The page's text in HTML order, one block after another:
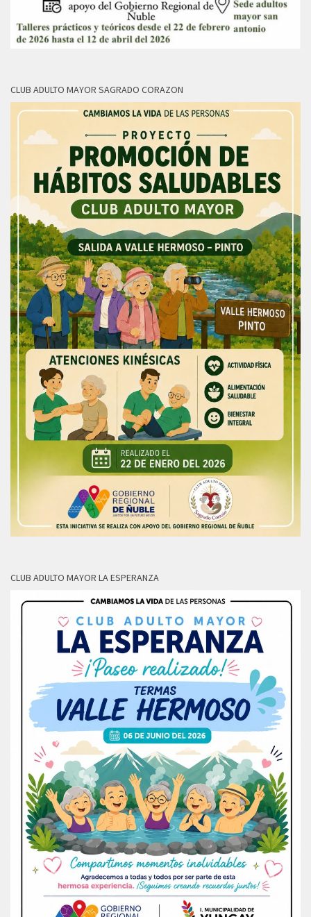
CLUB ADULTO MAYOR SAGRADO CORAZON
CLUB ADULTO MAYOR LA ESPERANZA